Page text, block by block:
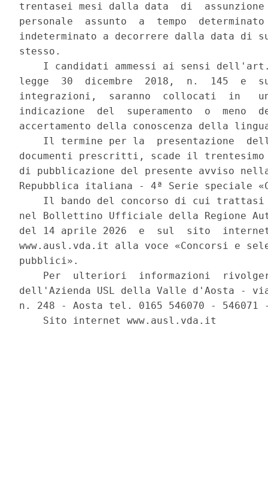
trentasei mesi dalla data  di
personale  assunto  a  tempo
indeterminato a decorrere dalla data di
stesso.
I candidati ammessi ai sensi
legge  30  dicembre  2018,  n.  145  e
integrazioni,  saranno  collocati  in
indicazione  del  superamento  o  meno
accertamento della conoscenza della
Il termine per la  presentazione
documenti prescritti, scade il
di pubblicazione del presente avviso
Repubblica italiana - 4ª Serie speciale
Il bando del concorso di cui
nel Bollettino Ufficiale della Regione
del 14 aprile 2026  e  sul  sito
www.ausl.vda.it alla voce «Concorsi e
pubblici».
Per  ulteriori  informazioni
dell'Azienda USL della Valle d'Aosta -
n. 248 - Aosta tel. 0165 546070 - 546071
    Sito internet www.ausl.vda.it